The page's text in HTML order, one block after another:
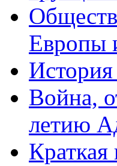
Европы
Война,
летию